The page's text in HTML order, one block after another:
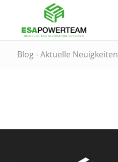
Blog - Aktuelle Neuigkeiten